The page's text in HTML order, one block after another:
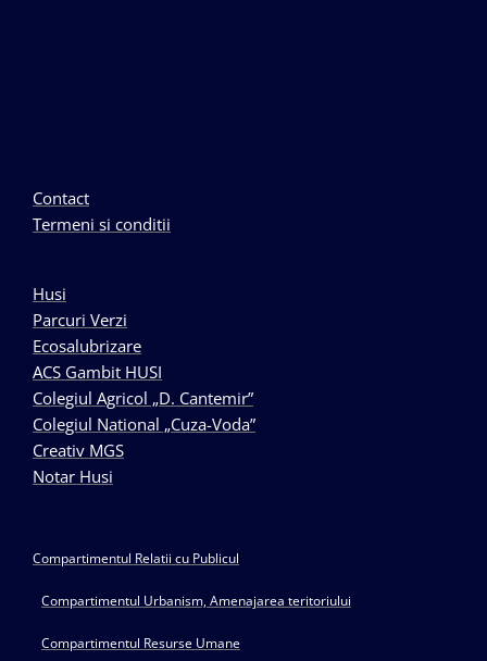
Contact
Termeni si conditii
Husi
Parcuri Verzi
Ecosalubrizare
ACS Gambit HUSI
Colegiul Agricol „D. Cantemir”
Colegiul National „Cuza-Voda”
Creativ MGS
Notar Husi
Compartimentul Relatii cu Publicul
Compartimentul Urbanism, Amenajarea teritoriului
Compartimentul Resurse Umane